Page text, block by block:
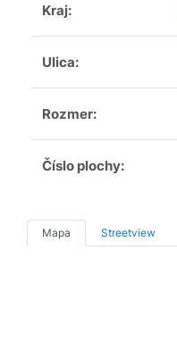
Kraj:
Ulica:
Rozmer:
Číslo plochy:
Mapa Streetview